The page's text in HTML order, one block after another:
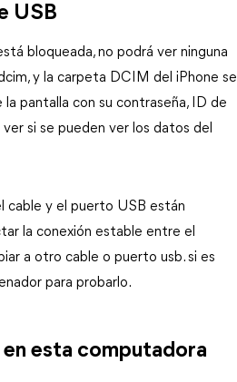
USB
bloqueada, no podrá ver ninguna
y la carpeta DCIM del iPhone se
pantalla con su contraseña, ID de
si se pueden ver los datos del
cable y el puerto USB están
la conexión estable entre el
a otro cable o puerto usb. si es
para probarlo.
esta computadora